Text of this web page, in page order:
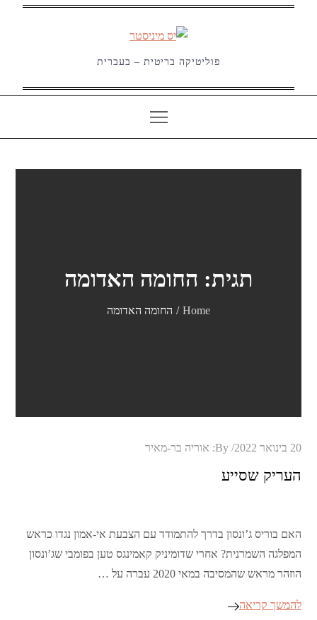
פוליטיקה בריטית – בעברית
תגית: החומה האדומה
Home החומה האדומה
Posted
20 בינואר 2022 By: אוריה בר-מאיר
העריק שסייע
האם בוריס ג’ונסון בדרך להתמודד עם הצבעת אי-אמון נגדו כראש
המפלגה השמרנית? אחרי שדומיניק קאמינגס טען בפומבי שג’ונסון
הוזהר מראש שהמסיבה במאי 2020 עברה על …
להמשך קריאה